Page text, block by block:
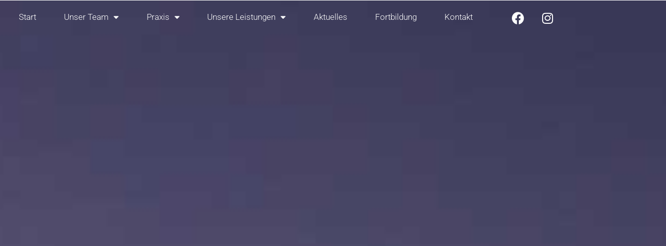
Start Unser Team Praxis Unsere Leistungen Aktuelles Fortbildung Kontakt